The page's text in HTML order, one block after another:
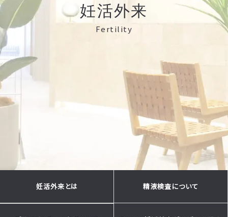
妊活外来
Fertility
妊活外来とは 精液検査について